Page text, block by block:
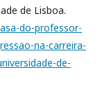
de Lisboa.
do-professor-
na-carreira-
de-